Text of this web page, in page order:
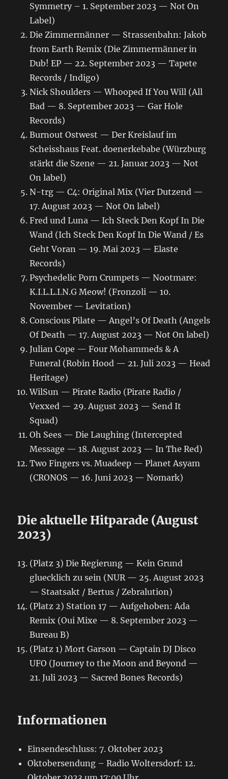
Symmetry – 1. September 2023 — Not On
Label)
Die Zimmermänner — Strassenbahn: Jakob
from Earth Remix (Die Zimmermänner in
Dub! EP — 22. September 2023 — Tapete
Records / Indigo)
Nick Shoulders — Whooped If You Will (All
Bad — 8. September 2023 — Gar Hole
Records)
Burnout Ostwest — Der Kreislauf im
Scheisshaus Feat. doenerkebabe (Würzburg
stärkt die Szene — 21. Januar 2023 — Not
On label)
N-trg — C4: Original Mix (Vier Dutzend —
17. August 2023 — Not On label)
Fred und Luna — Ich Steck Den Kopf In Die
Wand (Ich Steck Den Kopf In Die Wand / Es
Geht Voran — 19. Mai 2023 — Elaste
Records)
Psychedelic Porn Crumpets — Nootmare:
K.I.L.L.I.N.G Meow! (Fronzoli — 10.
November — Levitation)
Conscious Pilate — Angel’s Of Death (Angels
Of Death — 17. August 2023 — Not On label)
Julian Cope — Four Mohammeds & A
Funeral (Robin Hood — 21. Juli 2023 — Head
Heritage)
WilSun — Pirate Radio (Pirate Radio /
Vexxed — 29. August 2023 — Send It
Squad)
Oh Sees — Die Laughing (Intercepted
Message — 18. August 2023 — In The Red)
Two Fingers vs. Muadeep — Planet Asyam
(CRONOS — 16. Juni 2023 — Nomark)
Die aktuelle Hitparade (August
2023)
(Platz 3) Die Regierung — Kein Grund
gluecklich zu sein (NUR — 25. August 2023
— Staatsakt / Bertus / Zebralution)
(Platz 2) Station 17 — Aufgehoben: Ada
Remix (Oui Mixe — 8. September 2023 —
Bureau B)
(Platz 1) Mort Garson — Captain DJ Disco
UFO (Journey to the Moon and Beyond —
21. Juli 2023 — Sacred Bones Records)
Informationen
Einsendeschluss: 7. Oktober 2023
Oktobersendung – Radio Woltersdorf: 12.